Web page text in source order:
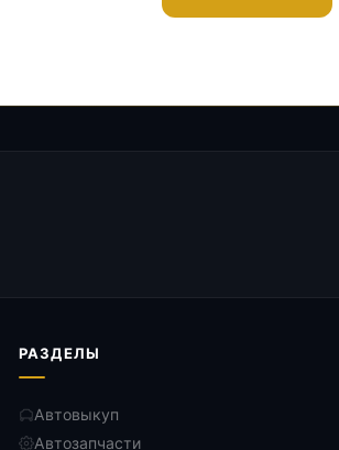
РАЗДЕЛЫ
Автовыкуп
Автозапчасти